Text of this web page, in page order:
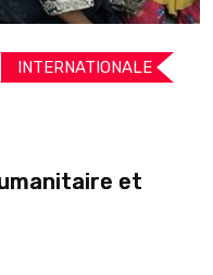
INTERNATIONALE
et